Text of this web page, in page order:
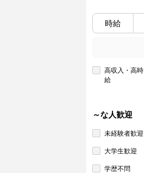
時給
高収入・高時
給
～な人歓迎
未経験者歓迎
大学生歓迎
学歴不問